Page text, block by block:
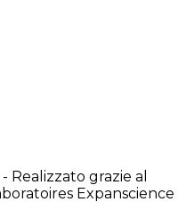
Realizzato grazie al
Expanscience